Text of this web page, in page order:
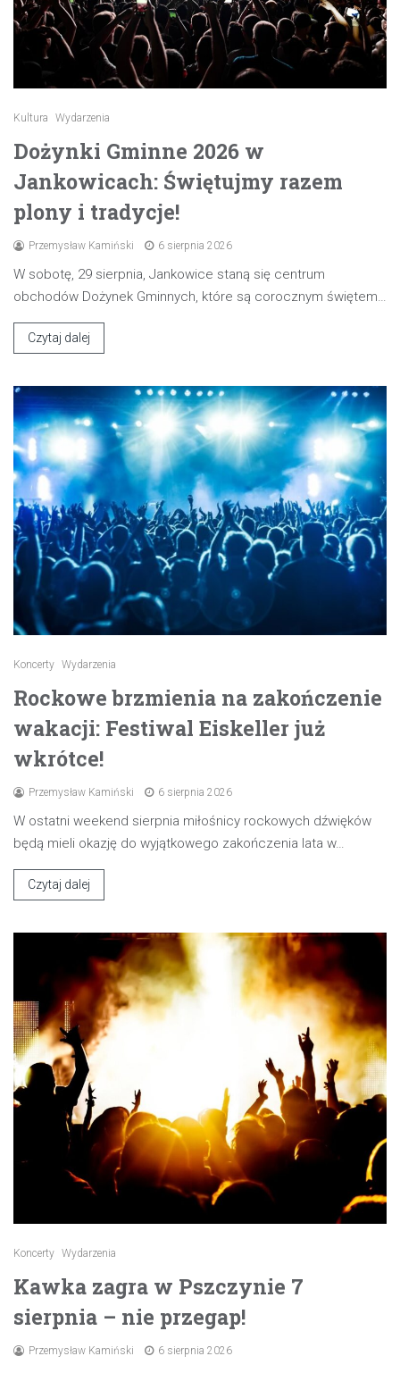
Kultura Wydarzenia
Dożynki Gminne 2026 w
Jankowicach: Świętujmy razem
plony i tradycje!
Przemysław Kamiński 6 sierpnia 2026
W sobotę, 29 sierpnia, Jankowice staną się centrum
obchodów Dożynek Gminnych, które są corocznym świętem…
Czytaj dalej
Koncerty Wydarzenia
Rockowe brzmienia na zakończenie
wakacji: Festiwal Eiskeller już
wkrótce!
Przemysław Kamiński 6 sierpnia 2026
W ostatni weekend sierpnia miłośnicy rockowych dźwięków
będą mieli okazję do wyjątkowego zakończenia lata w…
Czytaj dalej
Koncerty Wydarzenia
Kawka zagra w Pszczynie 7
sierpnia – nie przegap!
Przemysław Kamiński 6 sierpnia 2026